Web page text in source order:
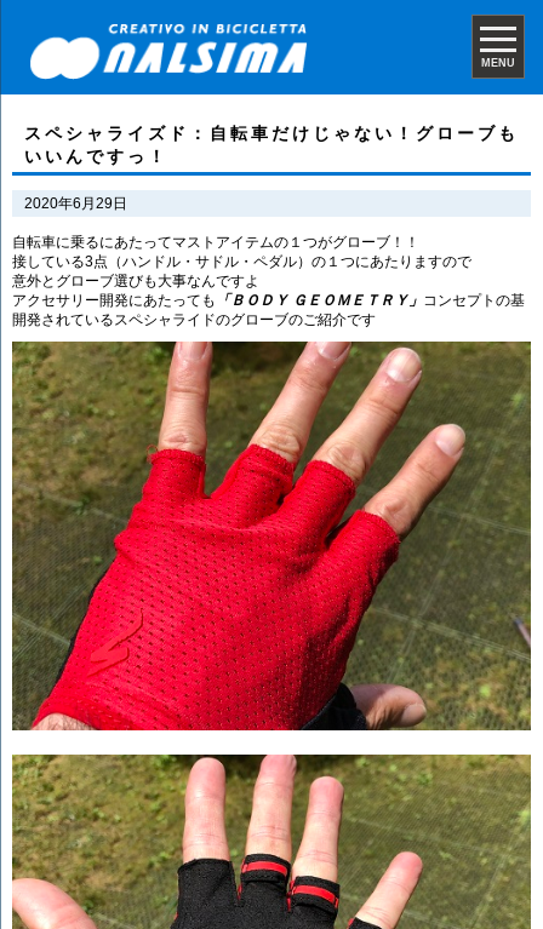
MENU
スペシャライズド：自転車だけじゃない！グローブも
いいんですっ！
2020年6月29日
自転車に乗るにあたってマストアイテムの１つがグローブ！！
接している3点（ハンドル・サドル・ペダル）の１つにあたりますので
意外とグローブ選びも大事なんですよ
アクセサリー開発にあたっても
「ＢＯＤＹ ＧＥＯＭＥＴＲＹ」 コンセプトの基
開発されているスペシャライドのグローブのご紹介です